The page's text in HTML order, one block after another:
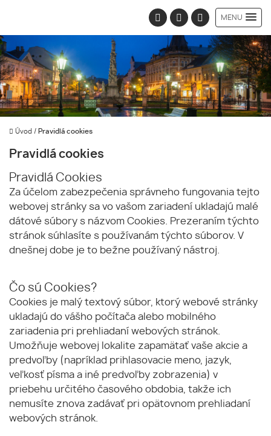
MENU
Úvod / Pravidlá cookies
Pravidlá cookies
Pravidlá Cookies
Za účelom zabezpečenia správneho fungovania tejto
webovej stránky sa vo vašom zariadení ukladajú malé
dátové súbory s názvom Cookies. Prezeraním týchto
stránok súhlasíte s používanám týchto súborov. V
dnešnej dobe je to bežne používaný nástroj.
Čo sú Cookies?
Cookies je malý textový súbor, ktorý webové stránky
ukladajú do vášho počítača alebo mobilného
zariadenia pri prehliadaní webových stránok.
Umožňuje webovej lokalite zapamätať vaše akcie a
predvoľby (napríklad prihlasovacie meno, jazyk,
veľkosť písma a iné predvoľby zobrazenia) v
priebehu určitého časového obdobia, takže ich
nemusíte znova zadávať pri opätovnom prehliadaní
webových stránok.